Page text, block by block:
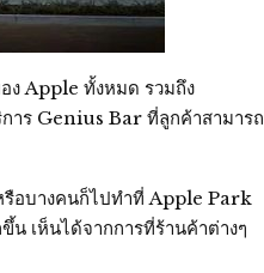
Apple ทั้งหมด รวมถึง
ร Genius Bar ที่ลูกค้าสามารถ
รือบางคนก็ไปทำที่ Apple Park
น เห็นได้จากการที่ร้านค้าต่างๆ